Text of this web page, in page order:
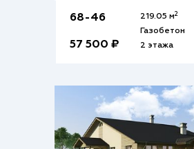
68-46
57 500 ₽
219.05 м2
Газобетон
2 этажа